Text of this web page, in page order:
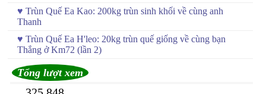
♥ Trùn Quế Ea Kao: 200kg trùn sinh khối về cùng anh
Thanh
♥ Trùn Quế Ea H'leo: 20kg trùn quế giống về cùng bạn
Thắng ở Km72 (lần 2)
Tổng lượt xem